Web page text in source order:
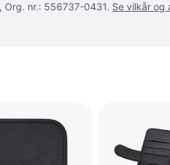
Org. nr.: 556737-0431. Se vilkår og